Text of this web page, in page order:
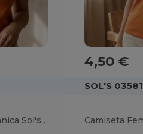
Camiseta Feminina Orgânica Sol's Verão
4,50 €
SOL'S 03581